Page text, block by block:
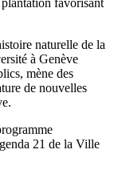
plantation favorisant
naturelle de la
à Genève
mène des
de nouvelles
21 de la Ville